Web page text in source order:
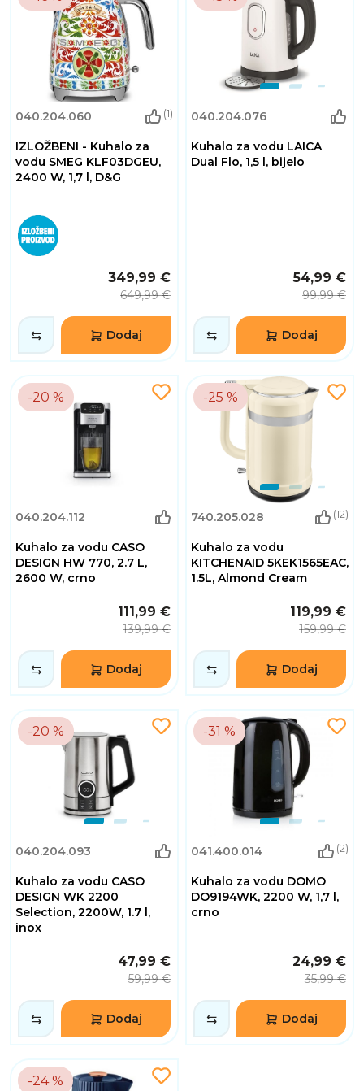
040.204.060 (1)
IZLOŽBENI - Kuhalo za
vodu SMEG KLF03DGEU,
2400 W, 1,7 l, D&G
349,99 €
649,99 €
Dodaj
040.204.076
Kuhalo za vodu LAICA
Dual Flo, 1,5 l, bijelo
54,99 €
99,99 €
Dodaj
-20 %
040.204.112
Kuhalo za vodu CASO
DESIGN HW 770, 2.7 L,
2600 W, crno
111,99 €
139,99 €
Dodaj
-25 %
740.205.028 (12)
Kuhalo za vodu
KITCHENAID 5KEK1565EAC,
1.5L, Almond Cream
119,99 €
159,99 €
Dodaj
-20 %
040.204.093
Kuhalo za vodu CASO
DESIGN WK 2200
Selection, 2200W, 1.7 l,
inox
47,99 €
59,99 €
Dodaj
-31 %
041.400.014 (2)
Kuhalo za vodu DOMO
DO9194WK, 2200 W, 1,7 l,
crno
24,99 €
35,99 €
Dodaj
-24 %